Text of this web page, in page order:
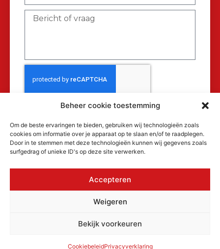
Beheer cookie toestemming
Om de beste ervaringen te bieden, gebruiken wij technologieën zoals
cookies om informatie over je apparaat op te slaan en/of te raadplegen.
Door in te stemmen met deze technologieën kunnen wij gegevens zoals
surfgedrag of unieke ID's op deze site verwerken.
Accepteren
Weigeren
Bekijk voorkeuren
CookiebeleidPrivacyverklaring
Verzenden
© 2026 MAKRA Benelux, alle rechten
Cookiebeleid
Algemene voorwaarden